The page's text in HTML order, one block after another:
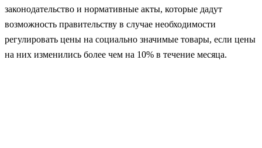
законодательство и нормативные акты, которые дадут
возможность правительству в случае необходимости
регулировать цены на социально значимые товары, если цены
на них изменились более чем на 10% в течение месяца.